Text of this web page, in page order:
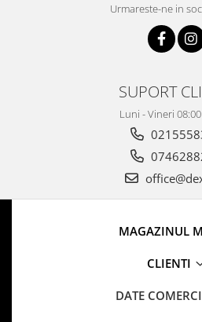
Urmareste-ne in
SUPORT
Luni - Vineri
MAGAZINUL
CLIENTI
DATE